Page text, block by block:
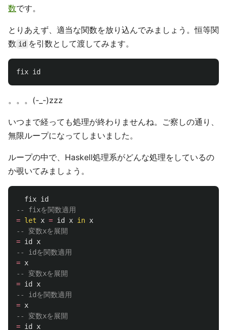
数です。
とりあえず、適当な関数を放り込んでみましょう。恒等関
数 id を引数として渡してみます。
fix id
。。。(-_-)zzz
いつまで経っても処理が終わりませんね。ご察しの通り、
無限ループになってしまいました。
ループの中で、Haskell処理系がどんな処理をしているの
か覗いてみましょう。
fix id
-- fixを関数適用
= let x = id x in x
-- 変数xを展開
= id
x
-- idを関数適用
= x
-- 変数xを展開
= id
x
-- idを関数適用
= x
-- 変数xを展開
= id
x